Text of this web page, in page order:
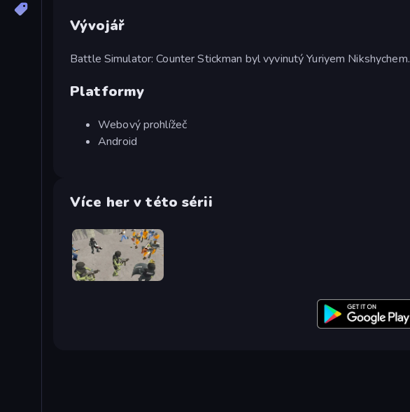
Vývojář
Battle Simulator: Counter Stickman byl vyvinutý Yuriyem Nikshychem.
Platformy
Webový prohlížeč
Android
Více her v této sérii
Battle Simulator: Prison & Police